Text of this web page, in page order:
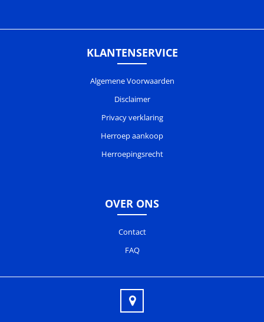
KLANTENSERVICE
Algemene Voorwaarden
Disclaimer
Privacy verklaring
Herroep aankoop
Herroepingsrecht
OVER ONS
Contact
FAQ